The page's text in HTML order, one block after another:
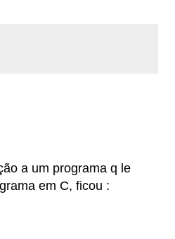
a um programa q le
em C, ficou :